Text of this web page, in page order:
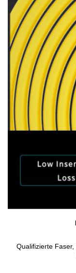
Qualifizierte